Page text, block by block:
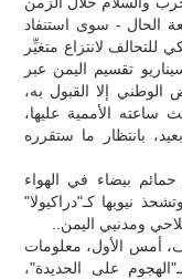
الحال - سوى استنفاد
للتحالف لانتزاع متغيِّر
تقسيم اليمن عبر
الوطني إلا القبول به،
ساعته الأممية عليها،
بانتظار ما ستقرره
بيضاء في الهواء
نيوبها كـ"دراكيولا"
ومدنيي اليمن..
أمس الأول، معلومات
على الحديدة"،